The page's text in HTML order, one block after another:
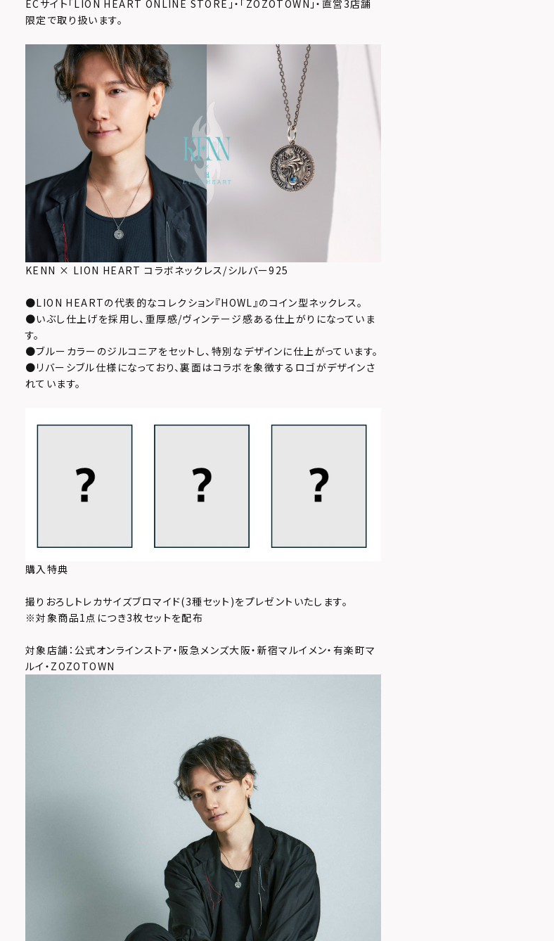
ECサイト「LION HEART ONLINE STORE」・「ZOZOTOWN」・直営3店舗
限定で取り扱います。
KENN × LION HEART コラボネックレス/シルバー925
●LION HEARTの代表的なコレクション『HOWL』のコイン型ネックレス。
●いぶし仕上げを採用し、重厚感/ヴィンテージ感ある仕上がりになっていま
す。
●ブルーカラーのジルコニアをセットし、特別なデザインに仕上がっています。
●リバーシブル仕様になっており、裏面はコラボを象徴するロゴがデザインさ
れています。
購入特典
撮りおろしトレカサイズブロマイド(3種セット)をプレゼントいたします。
※対象商品1点につき3枚セットを配布
対象店舗：公式オンラインストア・阪急メンズ大阪・新宿マルイメン・有楽町マ
ルイ・ZOZOTOWN